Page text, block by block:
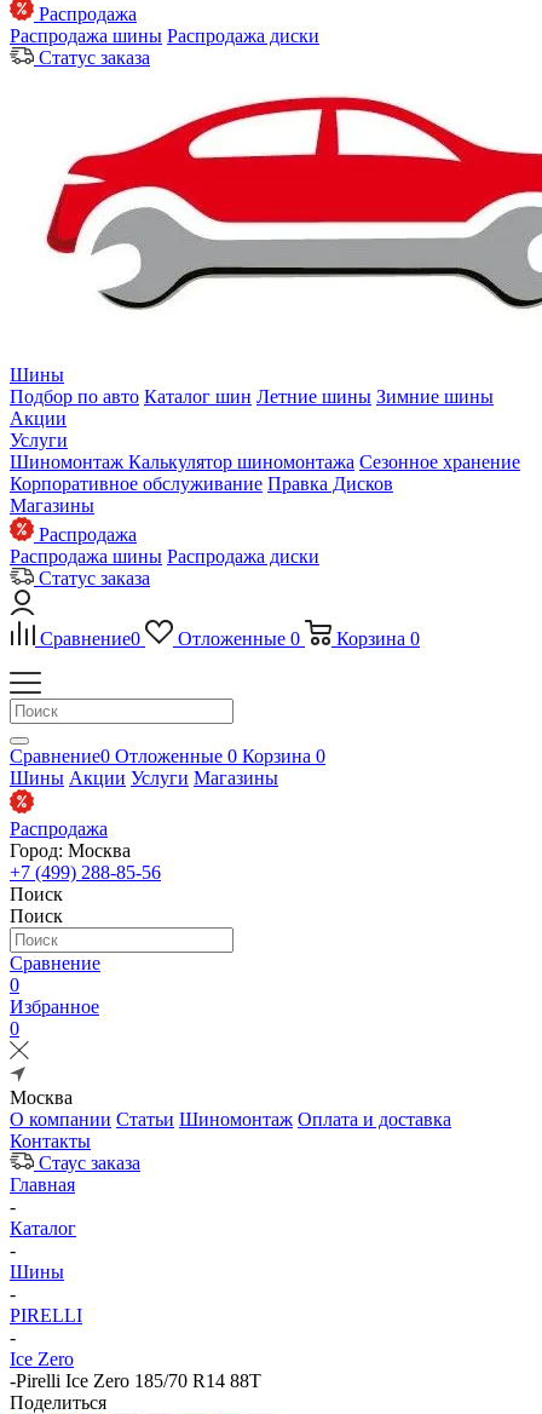
Распродажа
Распродажа шины Распродажа диски
Статус заказа
Шины
Подбор по авто Каталог шин Летние шины Зимние шины
Акции
Услуги
Шиномонтаж Калькулятор шиномонтажа Сезонное хранение
Корпоративное обслуживание Правка Дисков
Магазины
Распродажа
Распродажа шины Распродажа диски
Статус заказа
Сравнение0 Отложенные 0 Корзина 0
Сравнение0 Отложенные 0 Корзина 0
Шины Акции Услуги Магазины
Распродажа
Город: Москва
+7 (499) 288-85-56
Поиск
Поиск
Сравнение
0
Избранное
0
Москва
О компании Статьи Шиномонтаж Оплата и доставка
Контакты
Стаус заказа
Главная
-
Каталог
-
Шины
-
PIRELLI
-
Ice Zero
-Pirelli Ice Zero 185/70 R14 88T
Поделиться